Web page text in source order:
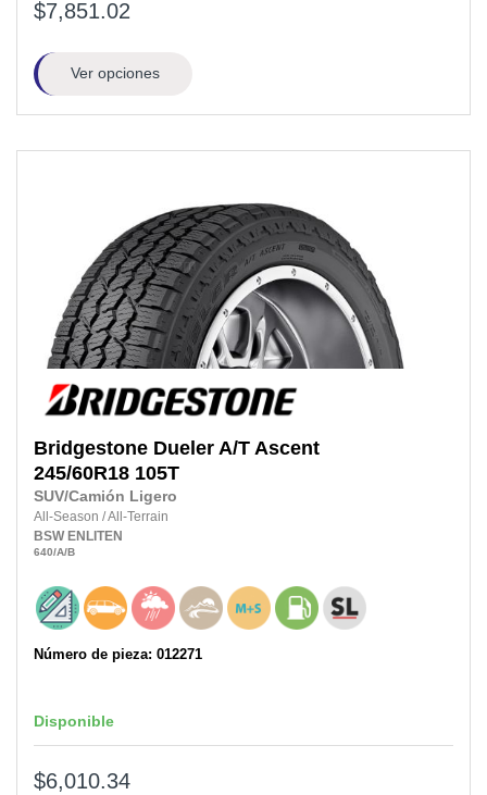
$7,851.02
Ver opciones
Bridgestone Dueler A/T Ascent
245/60R18 105T
SUV/Camión Ligero
All-Season /All-Terrain
BSW ENLITEN
640/A/B
Número de pieza: 012271
Disponible
$6,010.34